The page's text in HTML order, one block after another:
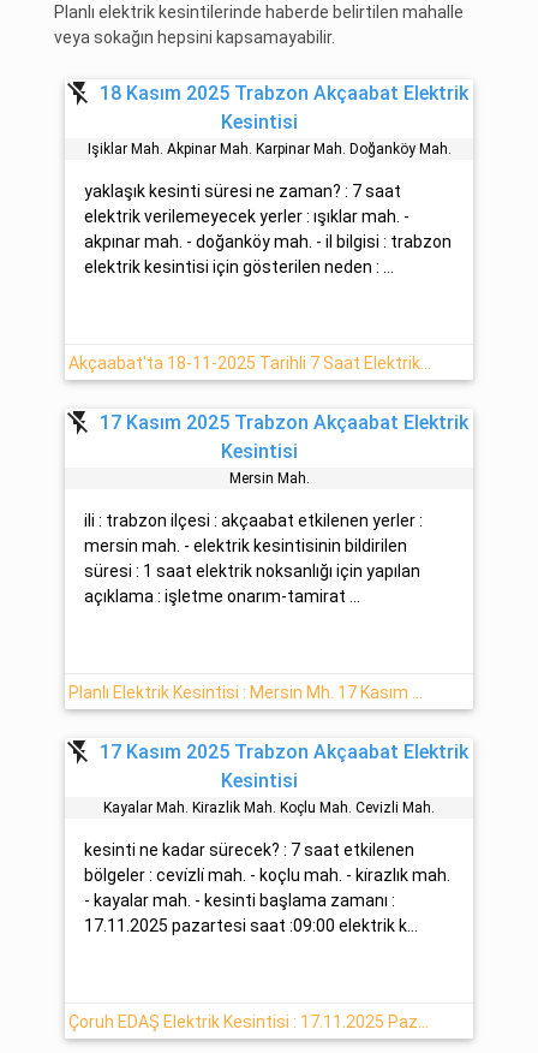
Planlı elektrik kesintilerinde haberde belirtilen mahalle
veya sokağın hepsini kapsamayabilir.
flash_off
18 Kasım 2025 Trabzon Akçaabat Elektrik
Kesintisi
Işiklar Mah. Akpinar Mah. Karpinar Mah. Doğanköy Mah.
yaklaşık kesinti süresi ne zaman? : 7 saat
elektrik verilemeyecek yerler : ışıklar mah. -
akpınar mah. - doğanköy mah. - il bilgisi : trabzon
elektrik kesintisi için gösterilen neden : ...
Akçaabat'ta 18-11-2025 Tarihli 7 Saat Elektrik Kesintisi
flash_off
17 Kasım 2025 Trabzon Akçaabat Elektrik
Kesintisi
Mersi̇n Mah.
ili : trabzon ilçesi : akçaabat etkilenen yerler :
mersi̇n mah. - elektrik kesintisinin bildirilen
süresi : 1 saat elektrik noksanlığı için yapılan
açıklama : işletme onarım-tamirat ...
flash_off
17 Kasım 2025 Trabzon Akçaabat Elektrik
Kesintisi
Kayalar Mah. Ki̇razlik Mah. Koçlu Mah. Cevi̇zli̇ Mah.
kesinti ne kadar sürecek? : 7 saat etkilenen
bölgeler : cevi̇zli̇ mah. - koçlu mah. - ki̇razlık mah.
- kayalar mah. - kesinti başlama zamanı :
17.11.2025 pazartesi saat :09:00 elektrik k...